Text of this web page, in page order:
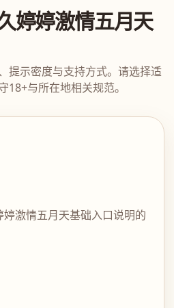
婷婷激情五月天
提示密度与支持方式。请选择适
18+与所在地相关规范。
激情五月天基础入口说明的